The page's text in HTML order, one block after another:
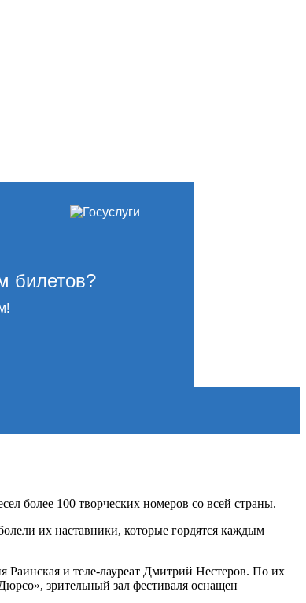
билетов?
более 100 творческих номеров со всей страны.
их наставники, которые гордятся каждым
и теле-лауреат Дмитрий Нестеров. По их
зрительный зал фестиваля оснащен